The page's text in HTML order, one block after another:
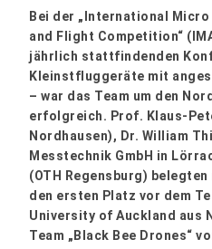
Bei der „International
and Flight Competition“
jährlich stattfindenden
Kleinstfluggeräte mit
– war das Team um den
erfolgreich. Prof. Klaus-
Nordhausen), Dr. William
Messtechnik GmbH in
(OTH Regensburg)
den ersten Platz vor dem
University of Auckland aus
Team „Black Bee Drones“